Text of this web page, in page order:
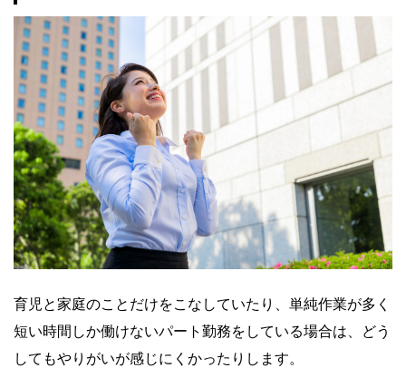
育児と家庭のことだけをこなしていたり、単純作業が多く
短い時間しか働けないパート勤務をしている場合は、どう
してもやりがいが感じにくかったりします。